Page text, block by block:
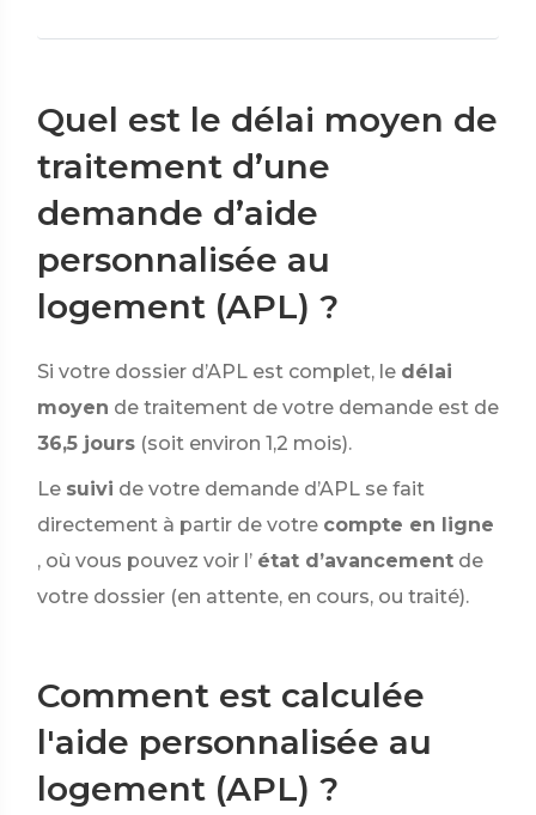
Quel est le délai moyen de
traitement d’une
demande d’aide
personnalisée au
logement (APL) ?
Si votre dossier d’APL est complet, le délai
moyen de traitement de votre demande est de
36,5 jours (soit environ 1,2 mois).
Le suivi de votre demande d’APL se fait
directement à partir de votre compte en ligne
, où vous pouvez voir l’ état d’avancement de
votre dossier (en attente, en cours, ou traité).
Comment est calculée
l'aide personnalisée au
logement (APL) ?